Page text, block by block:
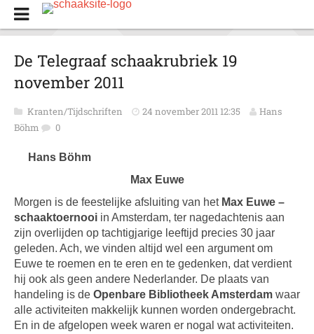
De Telegraaf schaakrubriek 19
november 2011
Kranten/Tijdschriften 24 november 2011 12:35
Hans
Böhm
0
Hans Böhm
Max Euwe
Morgen is de feestelijke afsluiting van het Max Euwe –
schaaktoernooi in Amsterdam, ter nagedachtenis aan
zijn overlijden op tachtigjarige leeftijd precies 30 jaar
geleden. Ach, we vinden altijd wel een argument om
Euwe te roemen en te eren en te gedenken, dat verdient
hij ook als geen andere Nederlander. De plaats van
handeling is de Openbare Bibliotheek Amsterdam waar
alle activiteiten makkelijk kunnen worden ondergebracht.
En in de afgelopen week waren er nogal wat activiteiten.